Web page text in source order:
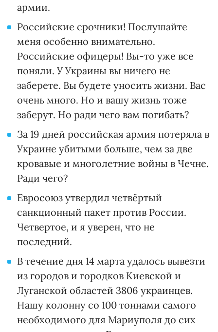
армии.
Российские срочники! Послушайте
меня особенно внимательно.
Российские офицеры! Вы-то уже все
поняли. У Украины вы ничего не
заберете. Вы будете уносить жизни. Вас
очень много. Но и вашу жизнь тоже
заберут. Но ради чего вам погибать?
За 19 дней российская армия потеряла в
Украине убитыми больше, чем за две
кровавые и многолетние войны в Чечне.
Ради чего?
Евросоюз утвердил четвёртый
санкционный пакет против России.
Четвертое, и я уверен, что не
последний.
В течение дня 14 марта удалось вывезти
из городов и городков Киевской и
Луганской областей 3806 украинцев.
Нашу колонну со 100 тоннами самого
необходимого для Мариуполя до сих